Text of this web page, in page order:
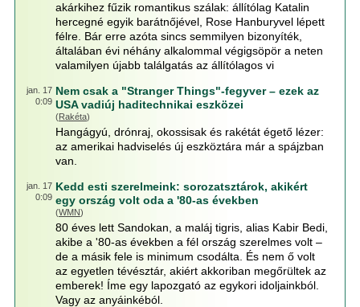
akárkihez fűzik romantikus szálak: állítólag Katalin
hercegné egyik barátnőjével, Rose Hanburyvel lépett
félre. Bár erre azóta sincs semmilyen bizonyíték,
általában évi néhány alkalommal végigsöpör a neten
valamilyen újabb találgatás az állítólagos vi
jan. 17
0:09
Nem csak a "Stranger Things"-fegyver – ezek az
USA vadiúj haditechnikai eszközei
(Rakéta)
Hangágyú, drónraj, okossisak és rakétát égető lézer:
az amerikai hadviselés új eszköztára már a spájzban
van.
jan. 17
0:09
Kedd esti szerelmeink: sorozatsztárok, akikért
egy ország volt oda a '80-as években
(WMN)
80 éves lett Sandokan, a maláj tigris, alias Kabir Bedi,
akibe a '80-as években a fél ország szerelmes volt –
de a másik fele is minimum csodálta. És nem ő volt
az egyetlen tévésztár, akiért akkoriban megőrültek az
emberek! Íme egy lapozgató az egykori idoljainkból.
Vagy az anyáinkéból.